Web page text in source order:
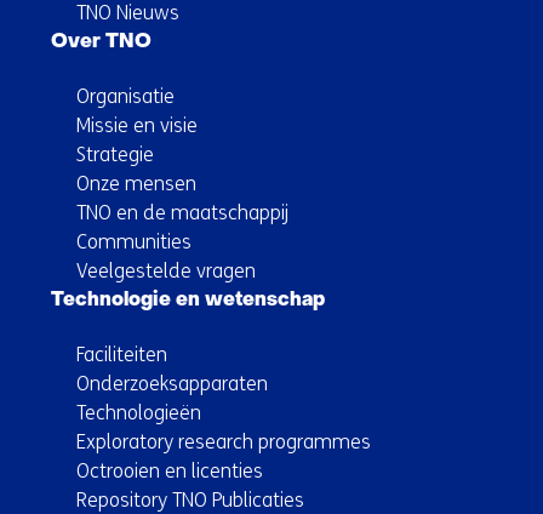
TNO Nieuws
Over TNO
Organisatie
Missie en visie
Strategie
Onze mensen
TNO en de maatschappij
Communities
Veelgestelde vragen
Technologie en wetenschap
Faciliteiten
Onderzoeksapparaten
Technologieën
Exploratory research programmes
Octrooien en licenties
Repository TNO Publicaties